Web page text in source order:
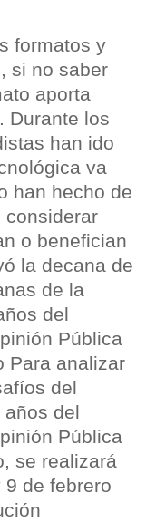
formatos y
si no saber
aporta
Durante los
han ido
va
han hecho de
considerar
o benefician
la decana de
de la
del
Pública
Para analizar
del
del
Pública
se realizará
de febrero